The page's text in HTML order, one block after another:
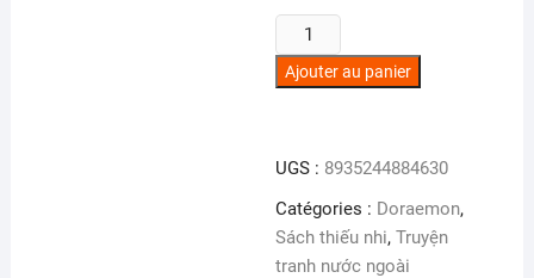
quantité
de
Doraemon
Ajouter au panier
UGS : 8935244884630
Catégories : Doraemon,
Sách thiếu nhi,Truyện
tranh nước ngoài